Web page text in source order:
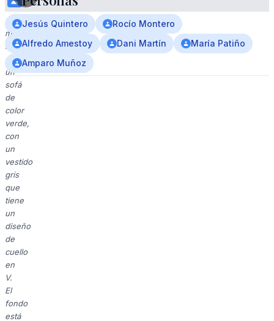
A
una
mujer
sentada
en
un
sofá
de
color
verde,
con
un
vestido
gris
que
tiene
un
diseño
de
cuello
en
V.
El
fondo
está
Jesús Quintero
Rocío Montero
Alfredo Amestoy
Dani Martín
María Patiño
Amparo Muñoz